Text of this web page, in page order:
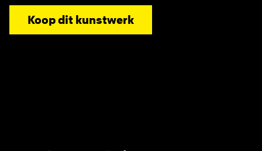
Koop dit kunstwerk